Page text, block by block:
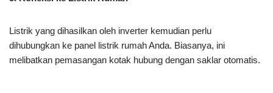
Listrik yang dihasilkan oleh inverter kemudian perlu
dihubungkan ke panel listrik rumah Anda. Biasanya, ini
melibatkan pemasangan kotak hubung dengan saklar otomatis.